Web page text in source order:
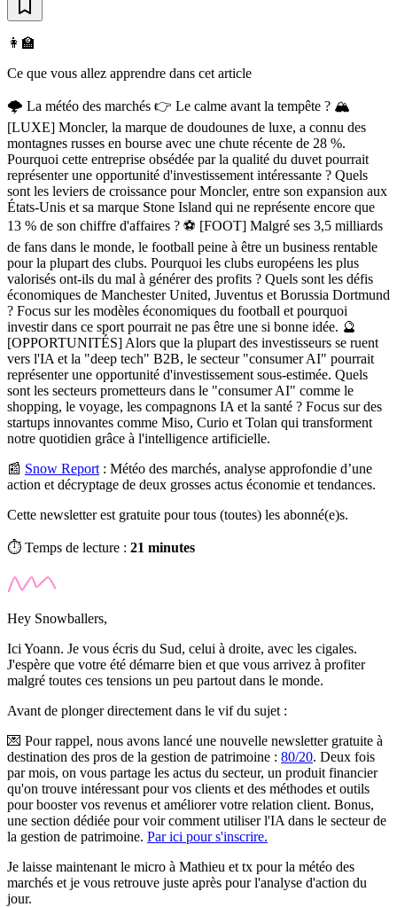
👩‍🏫
Ce que vous allez apprendre dans cet article
🌩️ La météo des marchés 👉 Le calme avant la tempête ? 🏔️
[LUXE] Moncler, la marque de doudounes de luxe, a connu des
montagnes russes en bourse avec une chute récente de 28 %.
Pourquoi cette entreprise obsédée par la qualité du duvet pourrait
représenter une opportunité d'investissement intéressante ? Quels
sont les leviers de croissance pour Moncler, entre son expansion aux
États-Unis et sa marque Stone Island qui ne représente encore que
13 % de son chiffre d'affaires ? ⚽️ [FOOT] Malgré ses 3,5 milliards
de fans dans le monde, le football peine à être un business rentable
pour la plupart des clubs. Pourquoi les clubs européens les plus
valorisés ont-ils du mal à générer des profits ? Quels sont les défis
économiques de Manchester United, Juventus et Borussia Dortmund
? Focus sur les modèles économiques du football et pourquoi
investir dans ce sport pourrait ne pas être une si bonne idée. 🔮
[OPPORTUNITÉS] Alors que la plupart des investisseurs se ruent
vers l'IA et la "deep tech" B2B, le secteur "consumer AI" pourrait
représenter une opportunité d'investissement sous-estimée. Quels
sont les secteurs prometteurs dans le "consumer AI" comme le
shopping, le voyage, les compagnons IA et la santé ? Focus sur des
startups innovantes comme Miso, Curio et Tolan qui transforment
notre quotidien grâce à l'intelligence artificielle.
📰 Snow Report : Météo des marchés, analyse approfondie d’une
action et décryptage de deux grosses actus économie et tendances.
Cette newsletter est gratuite pour tous (toutes) les abonné(e)s.
⏱️ Temps de lecture : 21 minutes
Hey Snowballers,
Ici Yoann. Je vous écris du Sud, celui à droite, avec les cigales.
J'espère que votre été démarre bien et que vous arrivez à profiter
malgré toutes ces tensions un peu partout dans le monde.
Avant de plonger directement dans le vif du sujet :
💌 Pour rappel, nous avons lancé une nouvelle newsletter gratuite à
destination des pros de la gestion de patrimoine : 80/20. Deux fois
par mois, on vous partage les actus du secteur, un produit financier
qu'on trouve intéressant pour vos clients et des méthodes et outils
pour booster vos revenus et améliorer votre relation client. Bonus,
une section dédiée pour voir comment utiliser l'IA dans le secteur de
la gestion de patrimoine. Par ici pour s'inscrire.
Je laisse maintenant le micro à Mathieu et tx pour la météo des
marchés et je vous retrouve juste après pour l'analyse d'action du
jour.